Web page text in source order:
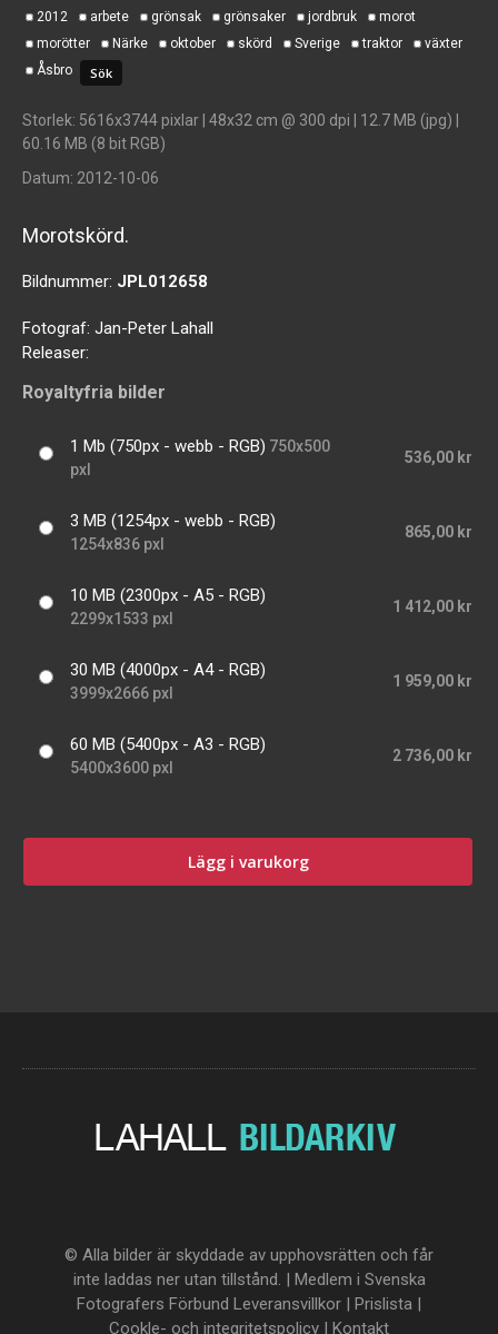
2012 arbete grönsak grönsaker jordbruk
morot
morötter
Närke oktober skörd Sverige traktor
växter
Åsbro
Storlek: 5616x3744 pixlar | 48x32 cm @ 300 dpi | 12.7 MB (jpg) |
60.16 MB (8 bit RGB)
Datum: 2012-10-06
Morotskörd.
Bildnummer: JPL012658
Fotograf: Jan-Peter Lahall
Releaser:
Royaltyfria bilder
1 Mb (750px - webb - RGB) 750x500
pxl
536,00 kr
3 MB (1254px - webb - RGB)
1254x836 pxl
865,00 kr
10 MB (2300px - A5 - RGB)
2299x1533 pxl
1 412,00 kr
30 MB (4000px - A4 - RGB)
3999x2666 pxl
1 959,00 kr
60 MB (5400px - A3 - RGB)
5400x3600 pxl
2 736,00 kr
Lägg i varukorg
© Alla bilder är skyddade av upphovsrätten och får
inte laddas ner utan tillstånd. | Medlem i Svenska
Fotografers Förbund Leveransvillkor | Prislista |
Cookle- och integritetspolicy | Kontakt